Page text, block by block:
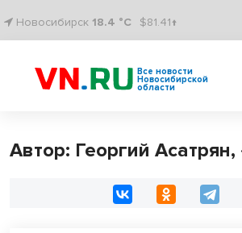
Новосибирск 18.4 °C $81.41↑
Все новости
Новосибирской
области
Автор: Георгий Асатрян,